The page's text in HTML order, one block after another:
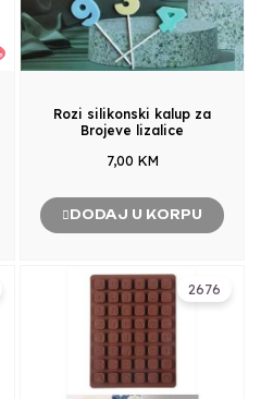
Rozi silikonski kalup za
Brojeve lizalice
7,00 KM
DODAJ U KORPU
2676